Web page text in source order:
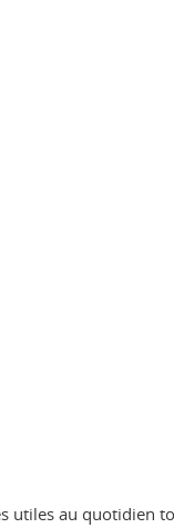
utiles au quotidien